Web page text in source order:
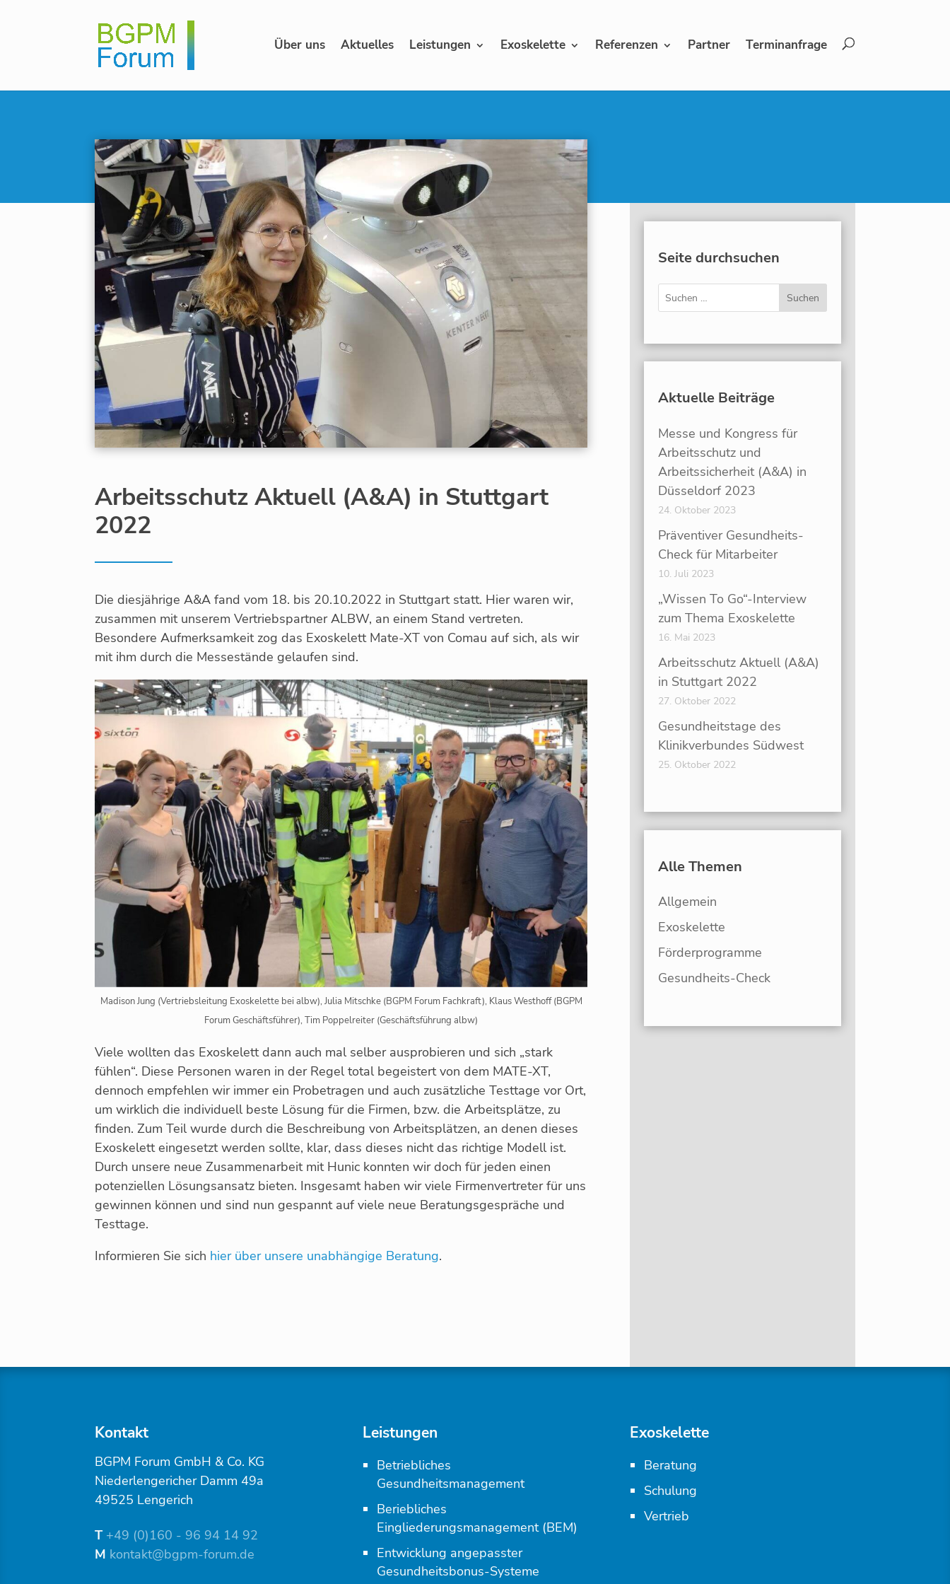
Über uns Aktuelles Leistungen Exoskelette Referenzen Partner Terminanfrage
Arbeitsschutz Aktuell (A&A) in Stuttgart
2022
Die diesjährige A&A fand vom 18. bis 20.10.2022 in Stuttgart statt. Hier waren wir,
zusammen mit unserem Vertriebspartner ALBW, an einem Stand vertreten.
Besondere Aufmerksamkeit zog das Exoskelett Mate-XT von Comau auf sich, als wir
mit ihm durch die Messestände gelaufen sind.
Madison Jung (Vertriebsleitung Exoskelette bei albw), Julia Mitschke (BGPM Forum Fachkraft), Klaus Westhoff (BGPM
Forum Geschäftsführer), Tim Poppelreiter (Geschäftsführung albw)
Viele wollten das Exoskelett dann auch mal selber ausprobieren und sich „stark
fühlen“. Diese Personen waren in der Regel total begeistert von dem MATE-XT,
dennoch empfehlen wir immer ein Probetragen und auch zusätzliche Testtage vor Ort,
um wirklich die individuell beste Lösung für die Firmen, bzw. die Arbeitsplätze, zu
finden. Zum Teil wurde durch die Beschreibung von Arbeitsplätzen, an denen dieses
Exoskelett eingesetzt werden sollte, klar, dass dieses nicht das richtige Modell ist.
Durch unsere neue Zusammenarbeit mit Hunic konnten wir doch für jeden einen
potenziellen Lösungsansatz bieten. Insgesamt haben wir viele Firmenvertreter für uns
gewinnen können und sind nun gespannt auf viele neue Beratungsgespräche und
Testtage.
Informieren Sie sich hier über unsere unabhängige Beratung.
Seite durchsuchen
Suchen
Aktuelle Beiträge
Messe und Kongress für
Arbeitsschutz und
Arbeitssicherheit (A&A) in
Düsseldorf 2023
24. Oktober 2023
Präventiver Gesundheits-
Check für Mitarbeiter
10. Juli 2023
„Wissen To Go“-Interview
zum Thema Exoskelette
16. Mai 2023
Arbeitsschutz Aktuell (A&A)
in Stuttgart 2022
27. Oktober 2022
Gesundheitstage des
Klinikverbundes Südwest
25. Oktober 2022
Alle Themen
Allgemein
Exoskelette
Förderprogramme
Gesundheits-Check
Kontakt
BGPM Forum GmbH & Co. KG
Niederlengericher Damm 49a
49525 Lengerich
T +49 (0)160 - 96 94 14 92
M kontakt@bgpm-forum.de
Leistungen
Betriebliches
Gesundheitsmanagement
Beriebliches
Eingliederungsmanagement (BEM)
Entwicklung angepasster
Gesundheitsbonus-Systeme
Exoskelette
Beratung
Schulung
Vertrieb